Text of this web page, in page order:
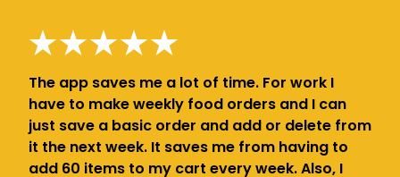
The app saves me a lot of time. For work I
have to make weekly food orders and I can
just save a basic order and add or delete from
it the next week. It saves me from having to
add 60 items to my cart every week. Also, I